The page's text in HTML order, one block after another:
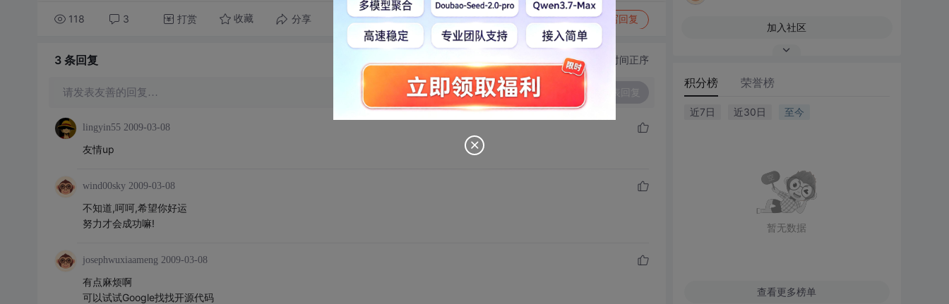
118 3 打赏 收藏 分享 转发到动态 举报 写回复
3 条回复 切换为时间正序
请发表友善的回复…
lingyin55 2009-03-08
友情up
wind00sky 2009-03-08
不知道,呵呵,希望你好运
努力才会成功嘛!
josephwuxiaameng 2009-03-08
有点麻烦啊
可以试试Google找找开源代码
加入社区
积分榜 荣誉榜
近7日 近30日 至今
暂无数据
查看更多榜单